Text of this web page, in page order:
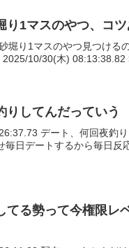
り1マスのやつ、コ
り1マスのやつ見つける
10/30(木) 08:13:38.82
りしてんだっていう
デート、何回夜釣
日デートするから毎日反
てる勢って今権限レ